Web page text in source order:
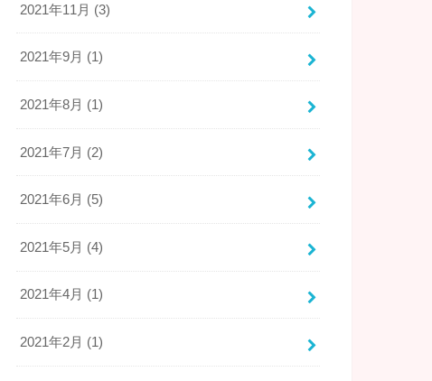
2021年11月 (3)
2021年9月 (1)
2021年8月 (1)
2021年7月 (2)
2021年6月 (5)
2021年5月 (4)
2021年4月 (1)
2021年2月 (1)